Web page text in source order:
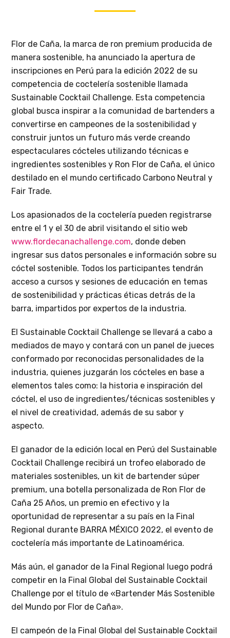
Flor de Caña, la marca de ron premium producida de
manera sostenible, ha anunciado la apertura de
inscripciones en Perú para la edición 2022 de su
competencia de coctelería sostenible llamada
Sustainable Cocktail Challenge. Esta competencia
global busca inspirar a la comunidad de bartenders a
convertirse en campeones de la sostenibilidad y
construir juntos un futuro más verde creando
espectaculares cócteles utilizando técnicas e
ingredientes sostenibles y Ron Flor de Caña, el único
destilado en el mundo certificado Carbono Neutral y
Fair Trade.
Los apasionados de la coctelería pueden registrarse
entre el 1 y el 30 de abril visitando el sitio web
www.flordecanachallenge.com, donde deben
ingresar sus datos personales e información sobre su
cóctel sostenible. Todos los participantes tendrán
acceso a cursos y sesiones de educación en temas
de sostenibilidad y prácticas éticas detrás de la
barra, impartidos por expertos de la industria.
El Sustainable Cocktail Challenge se llevará a cabo a
mediados de mayo y contará con un panel de jueces
conformado por reconocidas personalidades de la
industria, quienes juzgarán los cócteles en base a
elementos tales como: la historia e inspiración del
cóctel, el uso de ingredientes/técnicas sostenibles y
el nivel de creatividad, además de su sabor y
aspecto.
El ganador de la edición local en Perú del Sustainable
Cocktail Challenge recibirá un trofeo elaborado de
materiales sostenibles, un kit de bartender súper
premium, una botella personalizada de Ron Flor de
Caña 25 Años, un premio en efectivo y la
oportunidad de representar a su país en la Final
Regional durante BARRA MÉXICO 2022, el evento de
coctelería más importante de Latinoamérica.
Más aún, el ganador de la Final Regional luego podrá
competir en la Final Global del Sustainable Cocktail
Challenge por el título de «Bartender Más Sostenible
del Mundo por Flor de Caña».
El campeón de la Final Global del Sustainable Cocktail